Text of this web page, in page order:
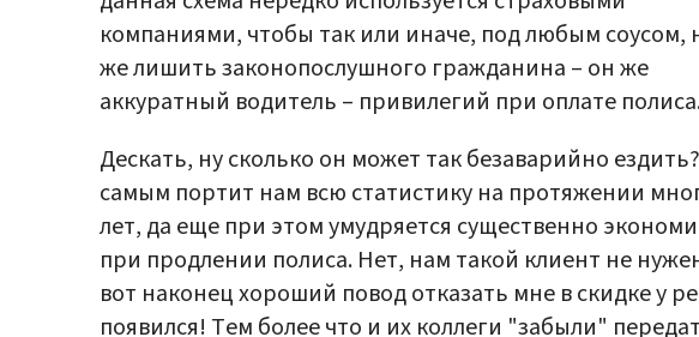
компаниями, чтобы так или иначе, под любым соусом,
же лишить законопослушного гражданина – он же
аккуратный водитель – привилегий при оплате
Дескать, ну сколько он может так безаварийно
самым портит нам всю статистику на протяжении
лет, да еще при этом умудряется существенно
при продлении полиса. Нет, нам такой клиент не
вот наконец хороший повод отказать мне в скидке у
появился! Тем более что и их коллеги "забыли"